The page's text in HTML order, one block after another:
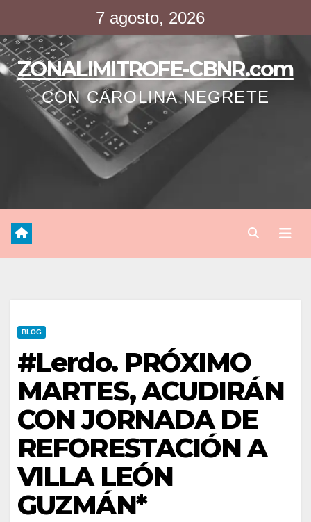
contenido
7 agosto, 2026
ZONALIMITROFE-CBNR.com
CON CAROLINA NEGRETE
BLOG
#Lerdo. PRÓXIMO
MARTES, ACUDIRÁN
CON JORNADA DE
REFORESTACIÓN A
VILLA LEÓN
GUZMÁN*